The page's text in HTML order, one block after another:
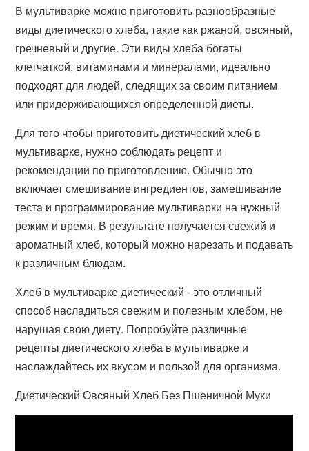
В мультиварке можно приготовить разнообразные
виды диетического хлеба, такие как ржаной, овсяный,
гречневый и другие. Эти виды хлеба богаты
клетчаткой, витаминами и минералами, идеально
подходят для людей, следящих за своим питанием
или придерживающихся определенной диеты.
Для того чтобы приготовить диетический хлеб в
мультиварке, нужно соблюдать рецепт и
рекомендации по приготовлению. Обычно это
включает смешивание ингредиентов, замешивание
теста и программирование мультиварки на нужный
режим и время. В результате получается свежий и
ароматный хлеб, который можно нарезать и подавать
к различным блюдам.
Хлеб в мультиварке диетический - это отличный
способ насладиться свежим и полезным хлебом, не
нарушая свою диету. Попробуйте различные
рецепты диетического хлеба в мультиварке и
наслаждайтесь их вкусом и пользой для организма.
Диетический Овсяный Хлеб Без Пшеничной Муки